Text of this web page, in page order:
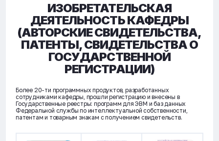
ИЗОБРЕТАТЕЛЬСКАЯ
ДЕЯТЕЛЬНОСТЬ КАФЕДРЫ
(АВТОРСКИЕ СВИДЕТЕЛЬСТВА,
ПАТЕНТЫ, СВИДЕТЕЛЬСТВА О
ГОСУДАРСТВЕННОЙ
РЕГИСТРАЦИИ)
Более 20-ти программных продуктов, разработанных
сотрудниками кафедры, прошли регистрацию и внесены в
Государственные реестры: программ для ЭВМ и баз данных
Федеральной службы по интеллектуальной собственности,
патентам и товарным знакам с получением свидетельств.